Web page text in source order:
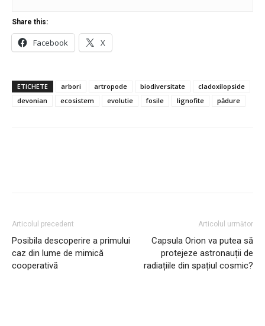
Share this:
Facebook X
ETICHETE arbori artropode biodiversitate
cladoxilopside
devonian
ecosistem evolutie fosile lignofite pădure
Articolul precedent
Posibila descoperire a primului
caz din lume de mimică
cooperativă
Articolul următor
Capsula Orion va putea să
protejeze astronauții de
radiațiile din spațiul cosmic?